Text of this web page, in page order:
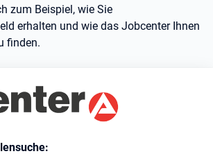
zum Beispiel, wie Sie
erhalten und wie das Jobcenter Ihnen
finden.
Beschreibung